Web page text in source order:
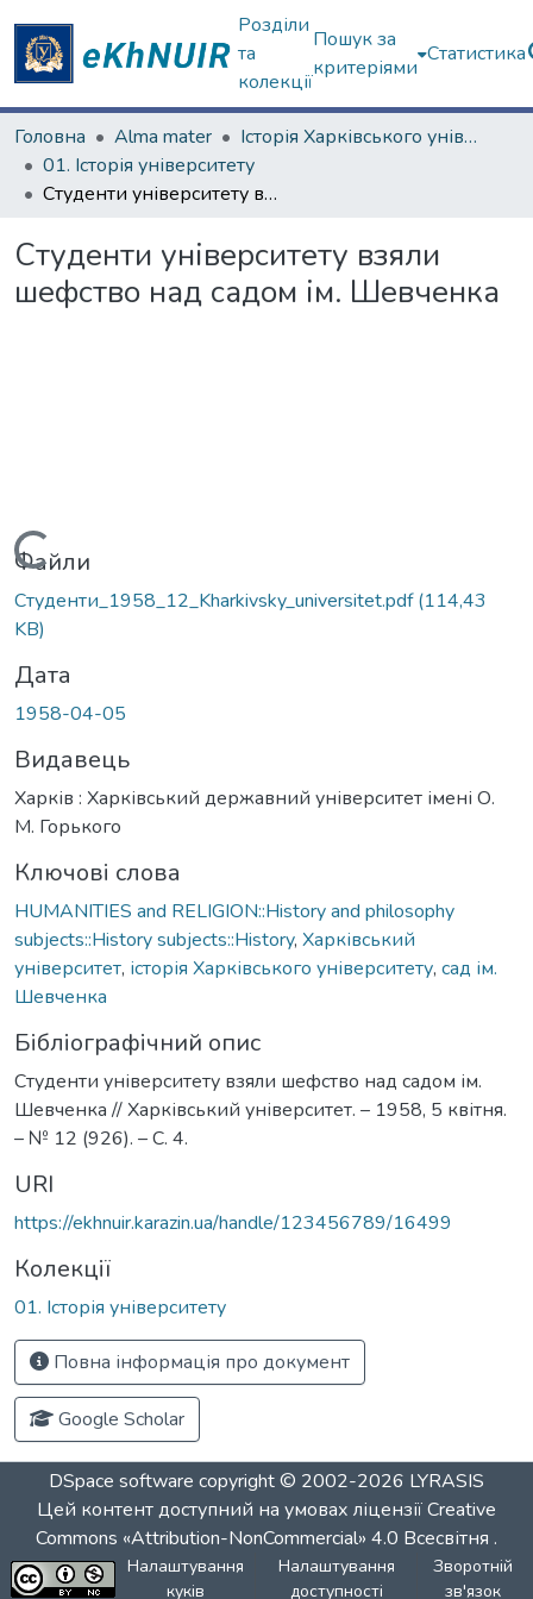
Розділи
та
колекції
Пошук за
критеріями
Статистика
Головна Alma mater
Історія Харківського університету
01. Історія університету
Студенти університету взяли шефство над садом ім. Шевченка
Студенти університету взяли
шефство над садом ім. Шевченка
Вантажиться...
Файли
Студенти_1958_12_Kharkivsky_universitet.pdf(114,43
KB)
Дата
1958-04-05
Видавець
Харків : Харківський державний університет імені О.
М. Горького
Ключові слова
HUMANITIES and RELIGION::History and philosophy
subjects::History subjects::History, Харківський
університет, історія Харківського університету, сад ім.
Шевченка
Бібліографічний опис
Студенти університету взяли шефство над садом ім.
Шевченка // Харківський університет. – 1958, 5 квітня.
– № 12 (926). – С. 4.
URI
https://ekhnuir.karazin.ua/handle/123456789/16499
Колекції
01. Історія університету
Повна інформація про документ
Google Scholar
DSpace software copyright © 2002-2026 LYRASIS
Цей контент доступний на умовах ліцензіїCreative
Commons «Attribution-NonCommercial» 4.0 Всесвітня .
Налаштування
куків
Налаштування
доступності
Зворотній
зв'язок